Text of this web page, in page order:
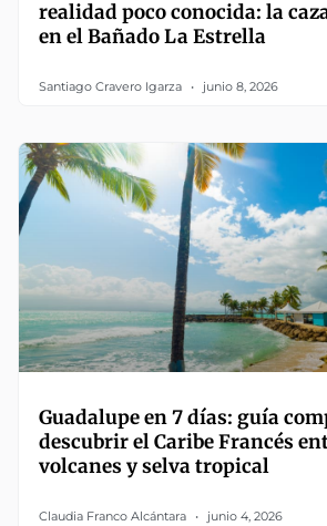
realidad poco conocida: la
en el Bañado La Estrella
Santiago Cravero Igarza junio 8, 2026
Guadalupe en 7 días: guía
descubrir el Caribe Francés
volcanes y selva tropical
Claudia Franco Alcántara junio 4, 2026